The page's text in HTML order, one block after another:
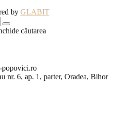
by GLABIT
căutarea
popovici.ro
nr. 6, ap. 1, parter, Oradea, Bihor